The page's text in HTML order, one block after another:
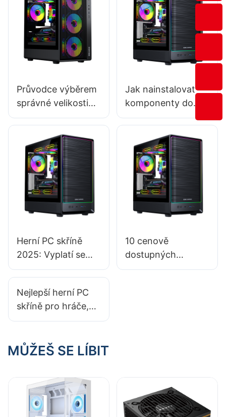
Průvodce výběrem
správné velikosti
PC skříně
Jak nainstalovat
komponenty do
herních PC skříní:
Herní PC skříně
2025: Vyplatí se
investovat do
skleněných panelů?
10 cenově
dostupných
herních PC skříní:
Nejlepší herní PC
skříně pro hráče,
kteří si cení
účinnosti
MŮŽEŠ SE LÍBIT